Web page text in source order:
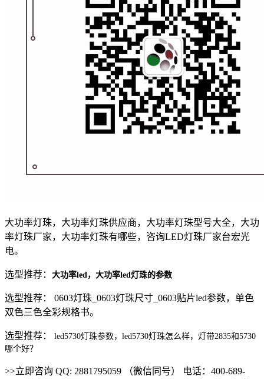
大功率灯珠，大功率灯珠供应商，大功率灯珠型号大全，大功
率灯珠厂家，大功率灯珠有哪些，咨询LED灯珠厂家台宏光
电。
选型推荐： 大功率led，大功率led灯珠的参数
选型推荐： 0603灯珠_0603灯珠尺寸_0603贴片led参数，单色
双色三色全彩规格书。
选型推荐： led5730灯珠参数，led5730灯珠怎么样，灯带2835和5730
哪个好？
>>立即咨询 QQ: 2881795059 （微信同号） 电话：400-689-